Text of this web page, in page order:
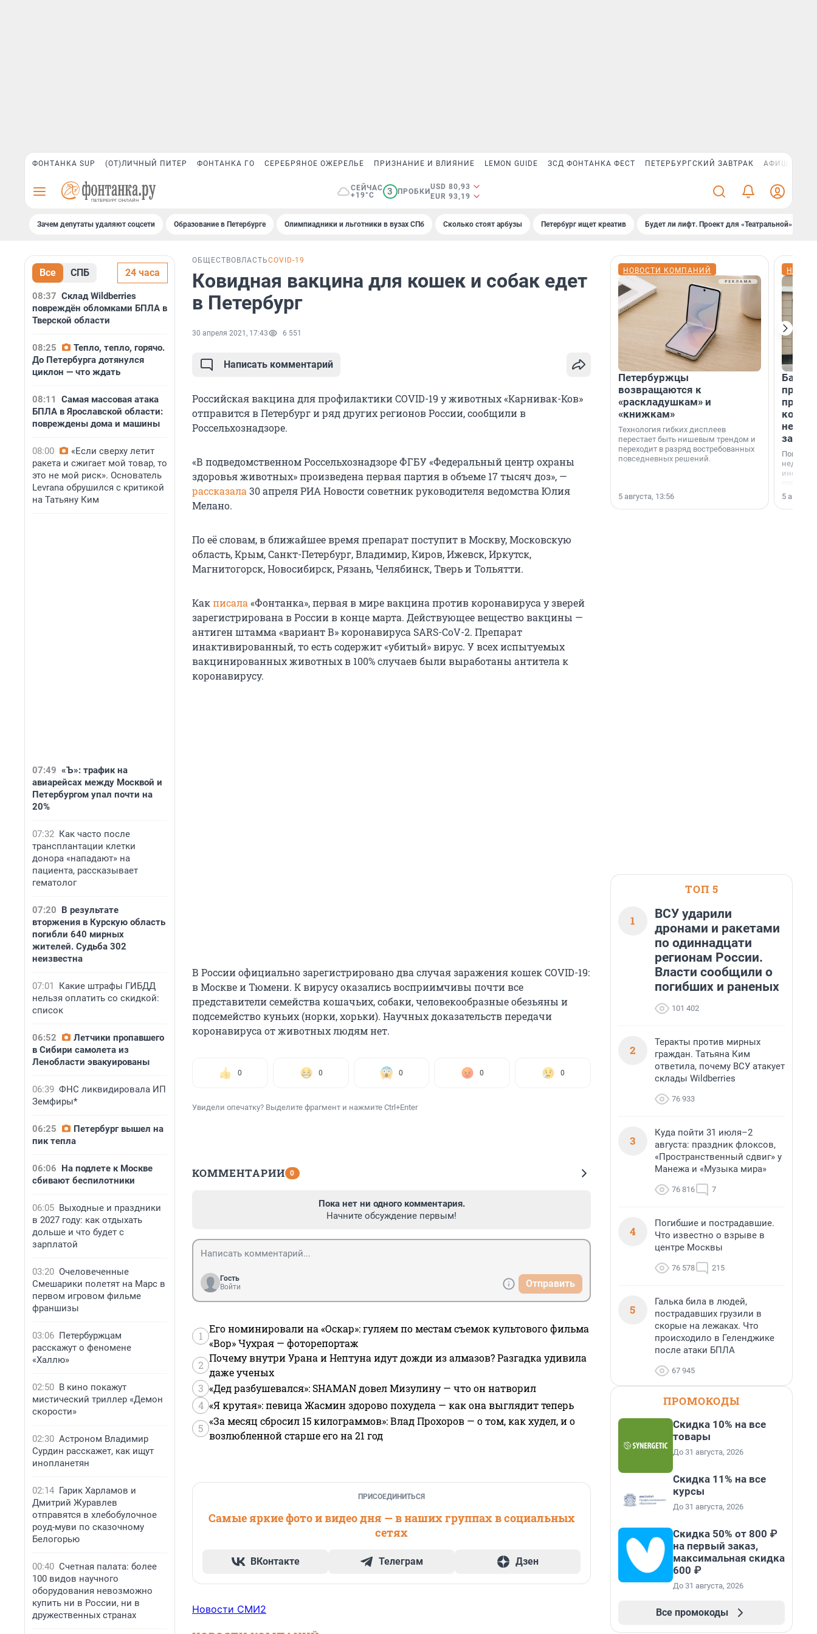
ФОНТАНКА SUP (ОТ)ЛИЧНЫЙ ПИТЕР ФОНТАНКА ГО СЕРЕБРЯНОЕ ОЖЕРЕЛЬЕ ПРИЗНАНИЕ И ВЛИЯНИЕ LEMON GUIDE ЗСД ФОНТАНКА ФЕСТ ПЕТЕРБУРГСКИЙ ЗАВТРАК АФИША PLUS
СЕЙЧАС
+19°C
3 ПРОБКИ
USD 80,93
EUR 93,19
Зачем депутаты удаляют соцсети Образование в Петербурге Олимпиадники и льготники в вузах СПб Сколько стоят арбузы Петербург ищет креатив Будет ли лифт. Проект для «Театральной»
Все СПБ 24 часа
08:37 Склад Wildberries
повреждён обломками БПЛА в
Тверской области
08:25
Тепло, тепло, горячо.
До Петербурга дотянулся
циклон — что ждать
08:11
Самая массовая атака
БПЛА в Ярославской области:
повреждены дома и машины
08:00
«Если сверху летит
ракета и сжигает мой товар, то
это не мой риск». Основатель
Levrana обрушился с критикой
на Татьяну Ким
07:49 «Ъ»: трафик на
авиарейсах между Москвой и
Петербургом упал почти на
20%
07:32 Как часто после
трансплантации клетки
донора «нападают» на
пациента, рассказывает
гематолог
07:20 В результате
вторжения в Курскую область
погибли 640 мирных
жителей. Судьба 302
неизвестна
07:01
Какие штрафы ГИБДД
нельзя оплатить со скидкой:
список
06:52
Летчики пропавшего
в Сибири самолета из
Ленобласти эвакуированы
06:39 ФНС ликвидировала ИП
Земфиры*
06:25
Петербург вышел на
пик тепла
06:06 На подлете к Москве
сбивают беспилотники
06:05 Выходные и праздники
в 2027 году: как отдыхать
дольше и что будет с
зарплатой
03:20 Очеловеченные
Смешарики полетят на Марс в
первом игровом фильме
франшизы
03:06 Петербуржцам
расскажут о феномене
«Халлю»
02:50 В кино покажут
мистический триллер «Демон
скорости»
02:30 Астроном Владимир
Сурдин расскажет, как ищут
инопланетян
02:14 Гарик Харламов и
Дмитрий Журавлев
отправятся в хлебобулочное
роуд-муви по сказочному
Белогорью
00:40 Счетная палата: более
100 видов научного
оборудования невозможно
купить ни в России, ни в
дружественных странах
ОБЩЕСТВО ВЛАСТЬCOVID-19
Ковидная вакцина для кошек и собак едет
в Петербург
30 апреля 2021, 17:43 6 551
Написать комментарий
Российская вакцина для профилактики COVID-19 у животных «Карнивак-Ков»
отправится в Петербург и ряд других регионов России, сообщили в
Россельхознадзоре.
«В подведомственном Россельхознадзоре ФГБУ «Федеральный центр охраны
здоровья животных» произведена первая партия в объеме 17 тысяч доз», —
рассказала 30 апреля РИА Новости советник руководителя ведомства Юлия
Мелано.
По её словам, в ближайшее время препарат поступит в Москву, Московскую
область, Крым, Санкт-Петербург, Владимир, Киров, Ижевск, Иркутск,
Магнитогорск, Новосибирск, Рязань, Челябинск, Тверь и Тольятти.
Какписала «Фонтанка», первая в мире вакцина против коронавируса у зверей
зарегистрирована в России в конце марта. Действующее вещество вакцины —
антиген штамма «вариант В» коронавируса SARS-CoV-2. Препарат
инактивированный, то есть содержит «убитый» вирус. У всех испытуемых
вакцинированных животных в 100% случаев были выработаны антитела к
коронавирусу.
В России официально зарегистрировано два случая заражения кошек COVID-19:
в Москве и Тюмени. К вирусу оказались восприимчивы почти все
представители семейства кошачьих, собаки, человекообразные обезьяны и
подсемейство куньих (норки, хорьки). Научных доказательств передачи
коронавируса от животных людям нет.
0 0 0 0 0
Увидели опечатку? Выделите фрагмент и нажмите Ctrl+Enter
КОММЕНТАРИИ 0
Пока нет ни одного комментария.
Начните обсуждение первым!
Гость
Войти
Отправить
1
Его номинировали на «Оскар»: гуляем по местам съемок культового фильма
«Вор» Чухрая — фоторепортаж
2
Почему внутри Урана и Нептуна идут дожди из алмазов? Разгадка удивила
даже ученых
3 «Дед разбушевался»: SHAMAN довел Мизулину — что он натворил
4 «Я крутая»: певица Жасмин здорово похудела — как она выглядит теперь
5
«За месяц сбросил 15 килограммов»: Влад Прохоров — о том, как худел, и о
возлюбленной старше его на 21 год
ПРИСОЕДИНИТЬСЯ
Самые яркие фото и видео дня — в наших группах в социальных
сетях
ВКонтакте Телеграм Дзен
Новости СМИ2
НОВОСТИ КОМПАНИЙ
Петербуржцы
возвращаются к
«раскладушкам» и
«книжкам»
Технология гибких дисплеев
перестает быть нишевым трендом и
переходит в разряд востребованных
повседневных решений.
5 августа, 13:56
Банк
Покупка
офис,
успех
5
ТОП 5
1
ВСУ ударили
дронами и ракетами
по одиннадцати
регионам России.
Власти сообщили о
погибших и раненых
101 402
2
Теракты против мирных
граждан. Татьяна Ким
ответила, почему ВСУ атакует
склады Wildberries
76 933
3
Куда пойти 31 июля–2
августа: праздник флоксов,
«Пространственный сдвиг» у
Манежа и «Музыка мира»
76 816 7
4
Погибшие и пострадавшие.
Что известно о взрыве в
центре Москвы
76 578 215
5
Галька била в людей,
пострадавших грузили в
скорые на лежаках. Что
происходило в Геленджике
после атаки БПЛА
67 945
ПРОМОКОДЫ
Скидка 10% на все
товары
До 31 августа, 2026
Скидка 11% на все
курсы
До 31 августа, 2026
Скидка 50% от 800 ₽
на первый заказ,
максимальная скидка
600 ₽
До 31 августа, 2026
Все промокоды